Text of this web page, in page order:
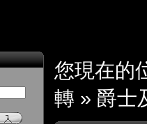
您現在的
轉 » 爵士